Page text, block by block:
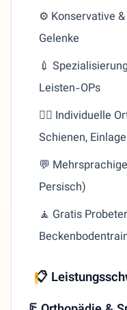
⚙️ Konservative
Gelenke
💉
Leisten-OPs
🧍‍♂️ Individuelle
Schienen,
💬
Persisch)
🧘 Gratis
📋